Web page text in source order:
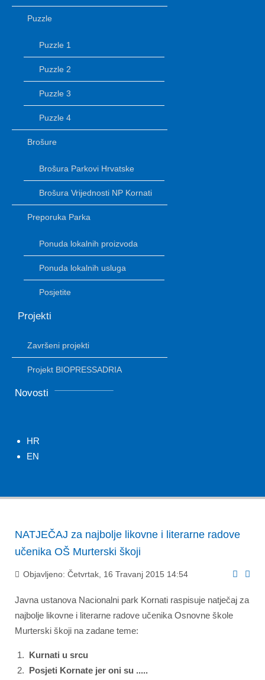
Puzzle
Puzzle 1
Puzzle 2
Puzzle 3
Puzzle 4
Brošure
Brošura Parkovi Hrvatske
Brošura Vrijednosti NP Kornati
Preporuka Parka
Ponuda lokalnih proizvoda
Ponuda lokalnih usluga
Posjetite
Projekti
Završeni projekti
Projekt BIOPRESSADRIA
Novosti
HR
EN
NATJEČAJ za najbolje likovne i literarne radove
učenika OŠ Murterski škoji
Objavljeno: Četvrtak, 16 Travanj 2015 14:54
Javna ustanova Nacionalni park Kornati raspisuje natječaj za
najbolje likovne i literarne radove učenika Osnovne škole
Murterski škoji na zadane teme:
Kurnati u srcu
Posjeti Kornate jer oni su .....